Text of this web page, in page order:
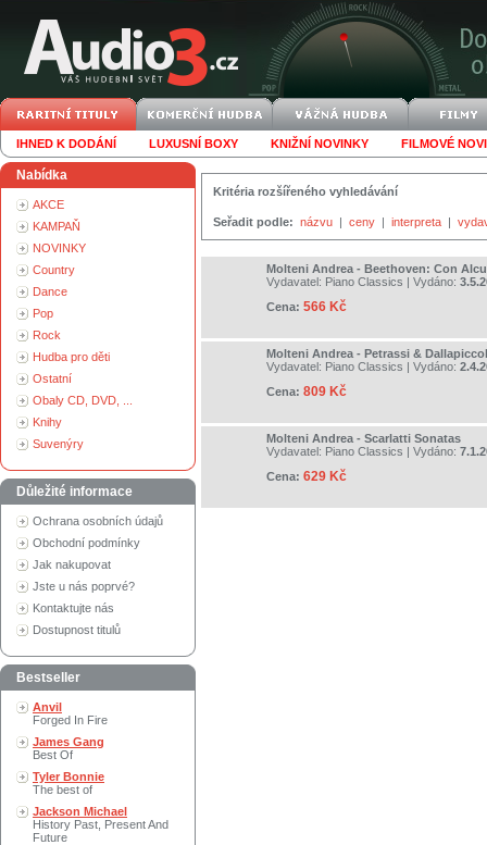
IHNED K DODÁNÍ LUXUSNÍ BOXY KNIŽNÍ NOVINKY FILMOVÉ
Nabídka
AKCE
KAMPAŇ
NOVINKY
Country
Dance
Pop
Rock
Hudba pro děti
Ostatní
Obaly CD, DVD, ...
Knihy
Suvenýry
Důležité informace
Ochrana osobních údajů
Obchodní podmínky
Jak nakupovat
Jste u nás poprvé?
Kontaktujte nás
Dostupnost titulů
Bestseller
Anvil
Forged In Fire
James Gang
Best Of
Tyler Bonnie
The best of
Jackson Michael
History Past, Present And
Future
Kritéria rozšířeného vyhledávání
Seřadit podle: názvu | ceny | interpreta |
Molteni Andrea - Beethoven: Con
Vydavatel: Piano Classics | Vydáno:
Cena: 566 Kč
Molteni Andrea - Petrassi &
Vydavatel: Piano Classics | Vydáno:
Cena: 809 Kč
Molteni Andrea - Scarlatti Sonatas
Vydavatel: Piano Classics | Vydáno:
Cena: 629 Kč